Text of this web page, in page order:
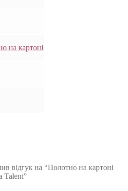
на картоні
відгук на “Полотно на картоні
Talent”